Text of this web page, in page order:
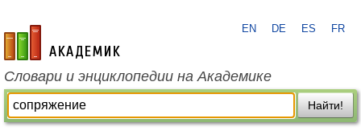
academic.ru
EN DE ES FR
Словари и энциклопедии на Академике
Найти!